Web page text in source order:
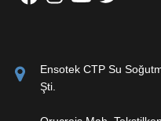
Ensotek CTP Su
Şti.